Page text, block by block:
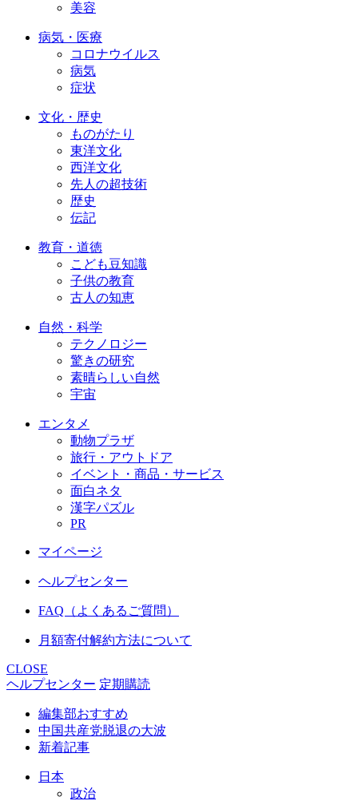
美容
病気・医療
コロナウイルス
病気
症状
文化・歴史
ものがたり
東洋文化
西洋文化
先人の超技術
歴史
伝記
教育・道徳
こども豆知識
子供の教育
古人の知恵
自然・科学
テクノロジー
驚きの研究
素晴らしい自然
宇宙
エンタメ
動物プラザ
旅行・アウトドア
イベント・商品・サービス
面白ネタ
漢字パズル
PR
マイページ
ヘルプセンター
FAQ（よくあるご質問）
月額寄付解約方法について
CLOSE
ヘルプセンター 定期購読
編集部おすすめ
中国共産党脱退の大波
新着記事
日本
政治